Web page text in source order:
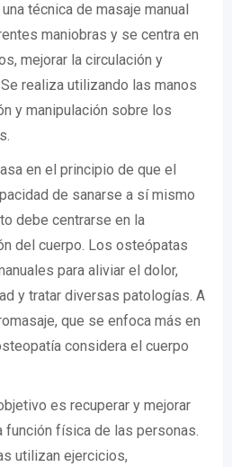
una técnica de masaje manual
maniobras y se centra en
mejorar la circulación y
realiza utilizando las manos
y manipulación sobre los
en el principio de que el
de sanarse a sí mismo
debe centrarse en la
del cuerpo. Los osteópatas
para aliviar el dolor,
y tratar diversas patologías. A
que se enfoca más en
considera el cuerpo
es recuperar y mejorar
función física de las personas.
utilizan ejercicios,